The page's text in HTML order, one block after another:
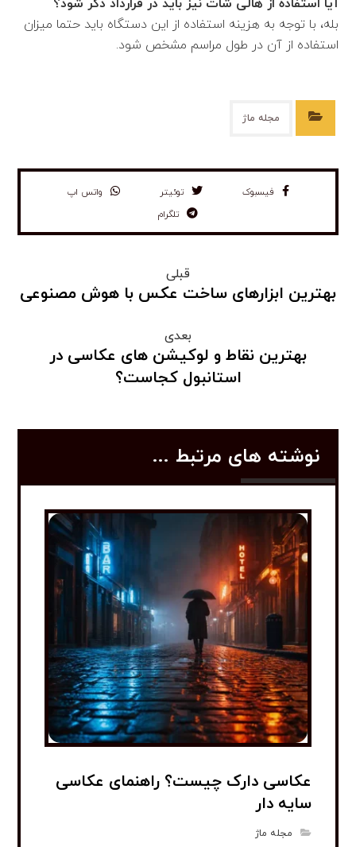
آیا استفاده از هالی شات نیز باید در قرارداد ذکر شود؟
بله، با توجه به هزینه استفاده از این دستگاه باید حتما میزان
استفاده از آن در طول مراسم مشخص شود.
مجله ماژ
فیسبوک توئیتر
واتس اپ
تلگرام
قبلی
بهترین ابزارهای ساخت عکس با هوش مصنوعی
بعدی
بهترین نقاط و لوکیشن های عکاسی در
استانبول کجاست؟
نوشته های مرتبط ...
عکاسی دارک چیست؟ راهنمای عکاسی
سایه دار
مجله ماژ